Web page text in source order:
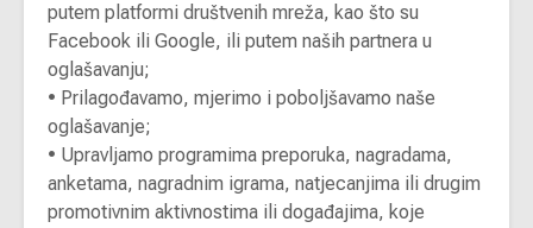
putem platformi društvenih mreža, kao što su
Facebook ili Google, ili putem naših partnera u
oglašavanju;
• Prilagođavamo, mjerimo i poboljšavamo naše
oglašavanje;
• Upravljamo programima preporuka, nagradama,
anketama, nagradnim igrama, natjecanjima ili drugim
promotivnim aktivnostima ili događajima, koje